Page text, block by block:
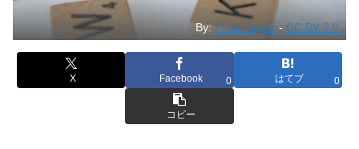
By: Philip Taylor -CC BY 2.0
X Facebook 0 はてブ 0
コピー